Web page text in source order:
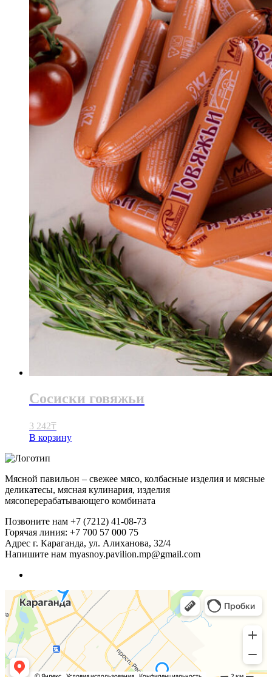
Сосиски говяжьи
3 242₸
В корзину
Мясной павильон – свежее мясо, колбасные изделия и мясные
деликатесы, мясная кулинария, изделия
мясоперерабатывающего комбината
Позвоните нам +7 (7212) 41-08-73
Горячая линия: +7 700 57 000 75
Адрес г. Караганда, ул. Алиханова, 32/4
Напишите нам myasnoy.pavilion.mp@gmail.com